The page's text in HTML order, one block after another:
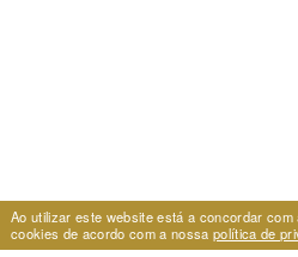
Ao utilizar este website está a concordar com
cookies de acordo com a nossapolítica de